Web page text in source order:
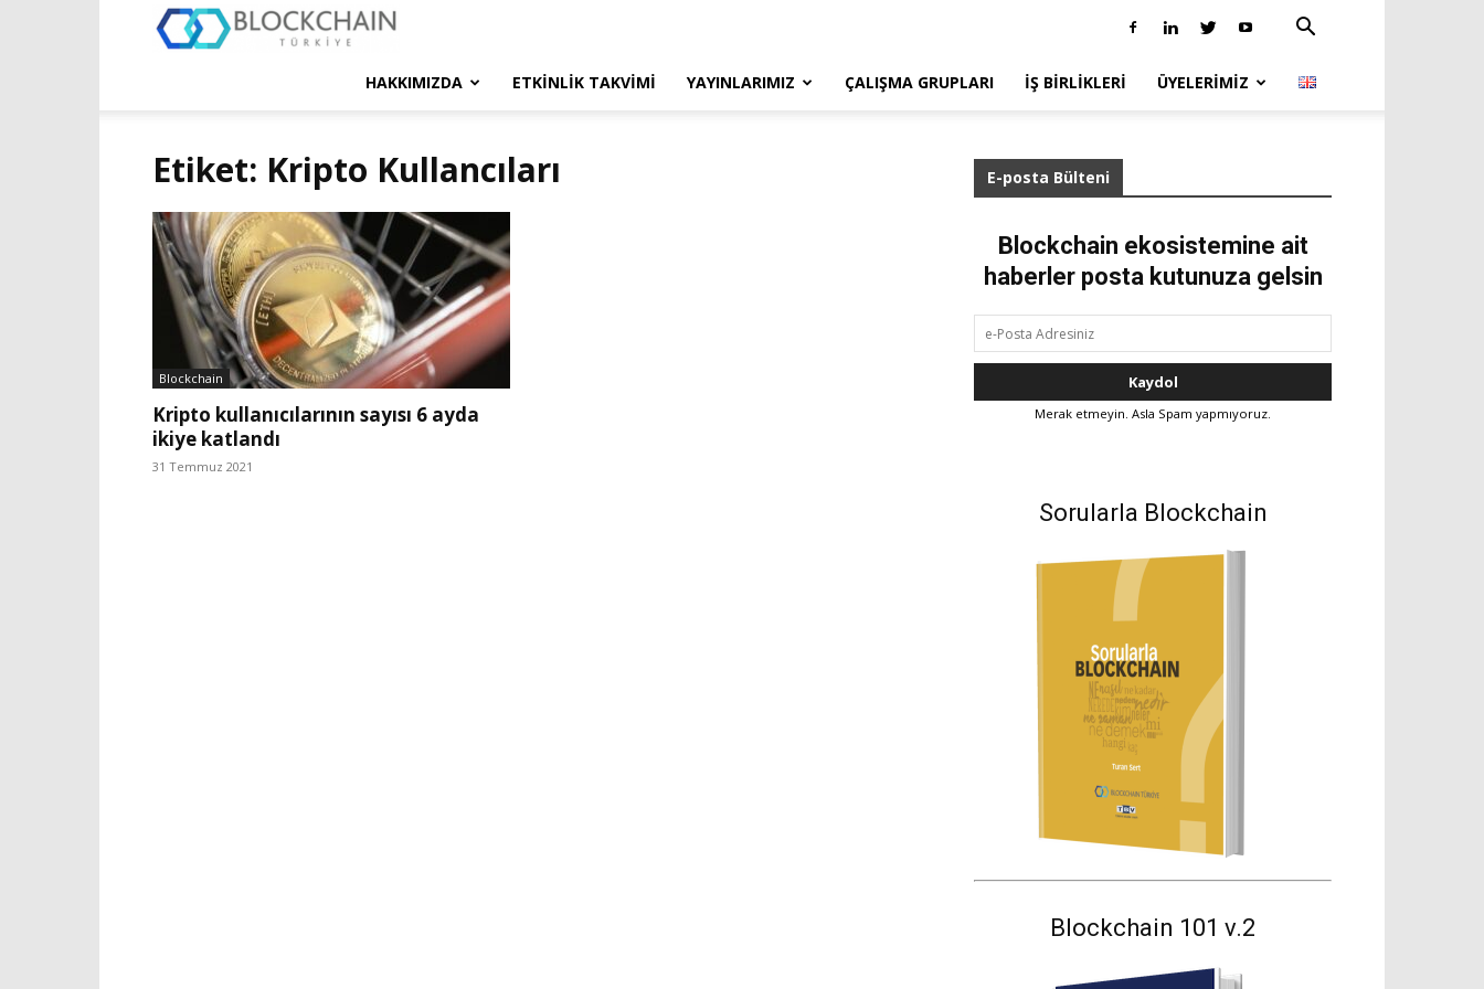
Türkiye
HAKKIMIZDA ETKINLIK TAKVIMI YAYINLARIMIZ ÇALIŞMA GRUPLARI İŞ BIRLIKLERI ÜYELERIMIZ
Etiket: Kripto Kullancıları
Blockchain
Kripto kullanıcılarının sayısı 6 ayda
ikiye katlandı
31 Temmuz 2021
E-posta Bülteni
Blockchain ekosistemine ait
haberler posta kutunuza gelsin
Merak etmeyin. Asla Spam yapmıyoruz.
Sorularla Blockchain
Blockchain 101 v.2